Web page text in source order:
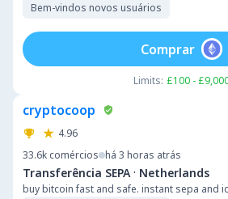
Bem-vindos novos usuários
Limits: £100 -
Comprar
cryptocoop
4.96
33.6k comércios há 3 horas atrás
Transferência SEPA · Netherlands
buy bitcoin fast and safe. instant sepa and